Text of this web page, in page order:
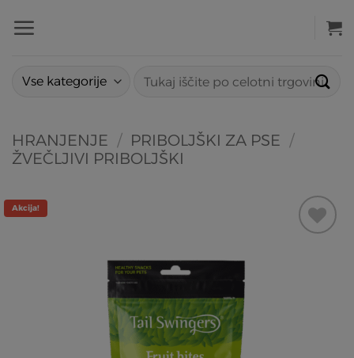
na
HRANJENJE / PRIBOLJŠKI ZA PSE /
ŽVEČLJIVI PRIBOLJŠKI
Akcija!